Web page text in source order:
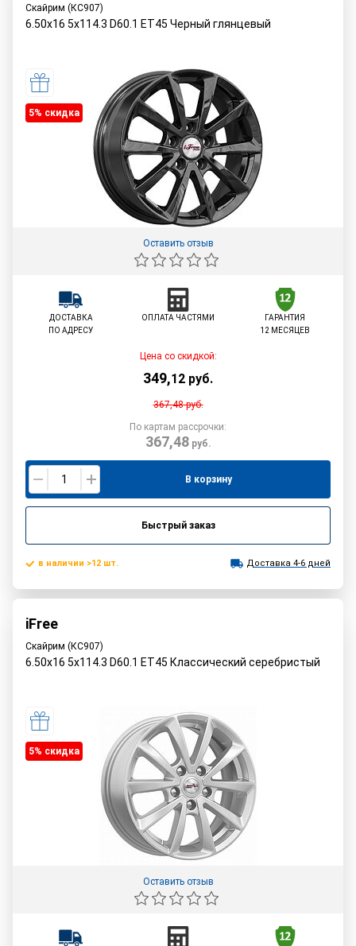
Скайрим (КС907)
6.50x16 5x114.3 D60.1 ET45 Черный глянцевый
5% cкидка
Оставить отзыв
ДОСТАВКА
ПО АДРЕСУ
ОПЛАТА ЧАСТЯМИ
ГАРАНТИЯ
12 МЕСЯЦЕВ
Цена со скидкой:
349,12 руб.
367,48руб.
По картам рассрочки:
367,48руб.
В корзину
Быстрый заказ
в наличии >12 шт. Доставка 4-6 дней
iFree
Скайрим (КС907)
6.50x16 5x114.3 D60.1 ET45 Классический серебристый
5% cкидка
Оставить отзыв